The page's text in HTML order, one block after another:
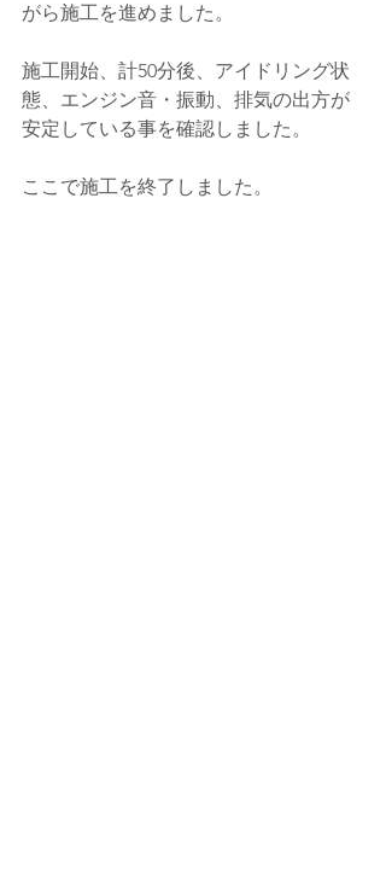
がら施工を進めました。
施工開始、計50分後、アイドリング状
態、エンジン音・振動、排気の出方が
安定している事を確認しました。
ここで施工を終了しました。